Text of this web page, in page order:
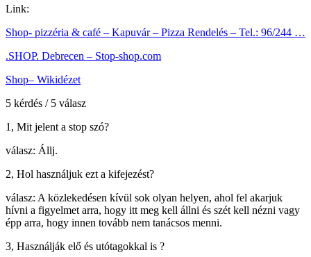
Link:
Shop- pizzéria & café – Kapuvár – Pizza Rendelés – Tel.: 96/244 …
.SHOP. Debrecen – Stop-shop.com
Shop– Wikidézet
5 kérdés / 5 válasz
1, Mit jelent a stop szó?
válasz: Állj.
2, Hol használjuk ezt a kifejezést?
válasz: A közlekedésen kívül sok olyan helyen, ahol fel akarjuk
hívni a figyelmet arra, hogy itt meg kell állni és szét kell nézni vagy
épp arra, hogy innen tovább nem tanácsos menni.
3, Használják elő és utótagokkal is ?